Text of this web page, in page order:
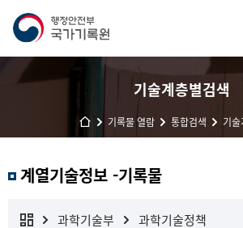
기술계층별검색
기록물 열람 통합검색 기
계열기술정보 -기록물
과학기술부 과학기술정책